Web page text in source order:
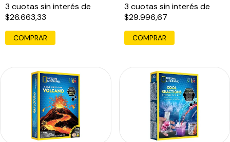
3 cuotas sin interés de
$26.663,33
3 cuotas sin interés de
$29.996,67